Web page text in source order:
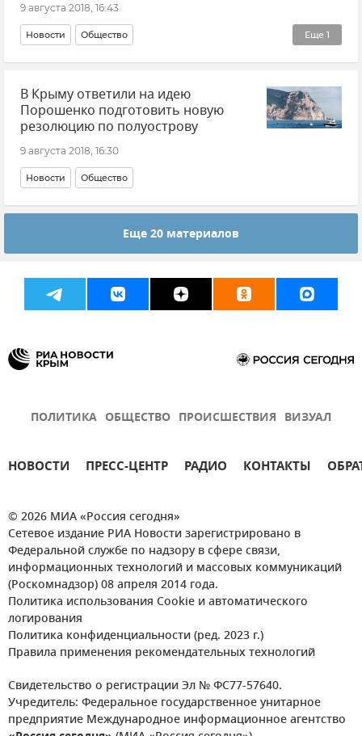
9 августа 2018, 16:43
Еще 1
Новости Общество
Здравоохранение в Крыму и Севастополе
В Крыму ответили на идею
Порошенко подготовить новую
резолюцию по полуострову
9 августа 2018, 16:30
Новости Общество
Еще 20 материалов
ПОЛИТИКА ОБЩЕСТВО ПРОИСШЕСТВИЯ ВИЗУАЛ
НОВОСТИ ПРЕСС-ЦЕНТР РАДИО КОНТАКТЫ
© 2026 МИА «Россия сегодня»
Сетевое издание РИА Новости зарегистрировано в
Федеральной службе по надзору в сфере связи,
информационных технологий и массовых коммуникаций
(Роскомнадзор) 08 апреля 2014 года.
Политика использования Cookie и автоматического
логирования
Политика конфиденциальности (ред. 2023 г.)
Правила применения рекомендательных технологий
Свидетельство о регистрации Эл № ФС77-57640.
Учредитель: Федеральное государственное унитарное
предприятие Международное информационное агентство